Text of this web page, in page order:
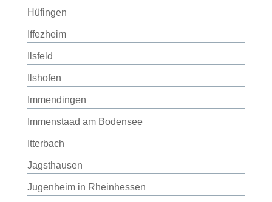
Hüfingen
Iffezheim
Ilsfeld
Ilshofen
Immendingen
Immenstaad am Bodensee
Itterbach
Jagsthausen
Jugenheim in Rheinhessen